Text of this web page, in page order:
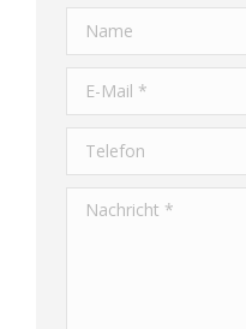
Name
E-Mail *
Telefon
Nachricht *